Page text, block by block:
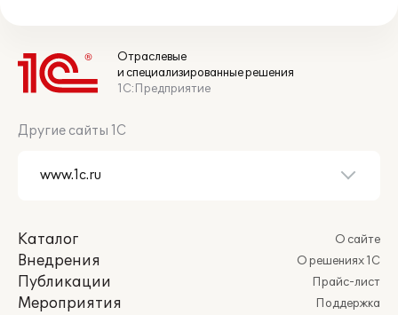
Отраслевые
и специализированные решения
1С:Предприятие
Другие сайты 1С
Каталог
Внедрения
Публикации
Мероприятия
О сайте
О решениях 1С
Прайс-лист
Поддержка